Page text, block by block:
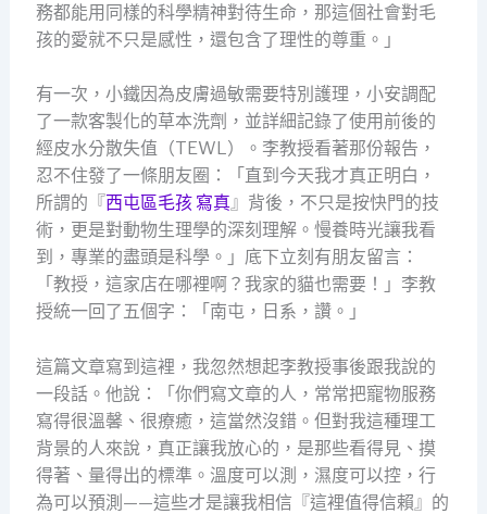
務都能用同樣的科學精神對待生命，那這個社會對毛
孩的愛就不只是感性，還包含了理性的尊重。」
有一次，小鐵因為皮膚過敏需要特別護理，小安調配
了一款客製化的草本洗劑，並詳細記錄了使用前後的
經皮水分散失值（TEWL）。李教授看著那份報告，
忍不住發了一條朋友圈：「直到今天我才真正明白，
所謂的『西屯區毛孩 寫真』背後，不只是按快門的技
術，更是對動物生理學的深刻理解。慢養時光讓我看
到，專業的盡頭是科學。」底下立刻有朋友留言：
「教授，這家店在哪裡啊？我家的貓也需要！」李教
授統一回了五個字：「南屯，日系，讚。」
這篇文章寫到這裡，我忽然想起李教授事後跟我說的
一段話。他說：「你們寫文章的人，常常把寵物服務
寫得很溫馨、很療癒，這當然沒錯。但對我這種理工
背景的人來說，真正讓我放心的，是那些看得見、摸
得著、量得出的標準。溫度可以測，濕度可以控，行
為可以預測——這些才是讓我相信『這裡值得信賴』的